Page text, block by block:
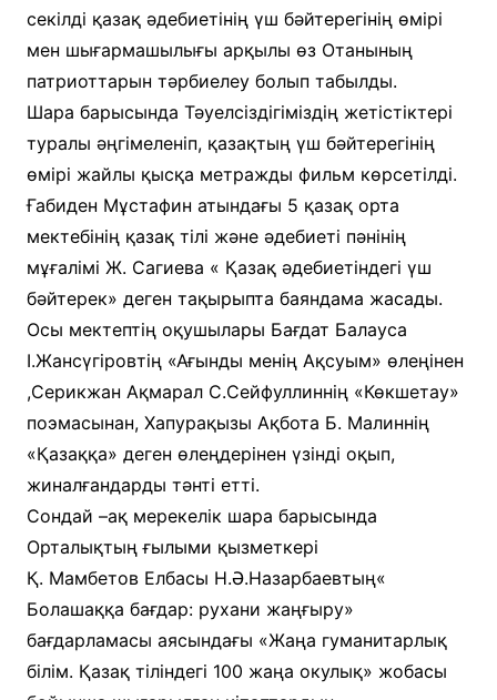
секілді қазақ әдебиетінің үш бәйтерегінің өмірі
мен шығармашылығы арқылы өз Отанының
патриоттарын тәрбиелеу болып табылды.
Шара барысында Тәуелсіздігіміздің жетістіктері
туралы әңгімеленіп, қазақтың үш бәйтерегінің
өмірі жайлы қысқа метражды фильм көрсетілді.
Ғабиден Мұстафин атындағы 5 қазақ орта
мектебінің қазақ тілі және әдебиеті пәнінің
мұғалімі Ж. Сагиева « Қазақ әдебиетіндегі үш
бәйтерек» деген тақырыпта баяндама жасады.
Осы мектептің оқушылары Бағдат Балауса
І.Жансүгіровтің «Ағынды менің Ақсуым» өлеңінен
,Серикжан Ақмарал С.Сейфуллиннің «Көкшетау»
поэмасынан, Хапурақызы Ақбота Б. Малиннің
«Қазаққа» деген өлеңдерінен үзінді оқып,
жиналғандарды тәнті етті.
Сондай –ақ мерекелік шара барысында
Орталықтың ғылыми қызметкері
Қ. Мамбетов Елбасы Н.Ә.Назарбаевтың«
Болашаққа бағдар: рухани жаңғыру»
бағдарламасы аясындағы «Жаңа гуманитарлық
білім. Қазақ тіліндегі 100 жаңа окулық» жобасы